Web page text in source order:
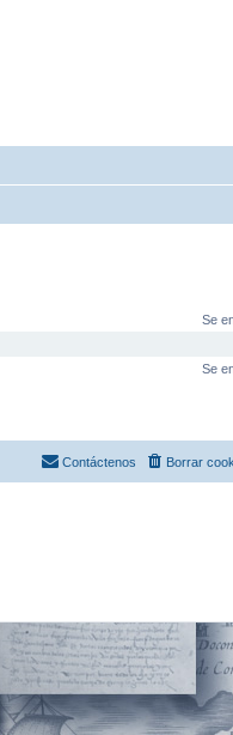
Se
Se
Borrar
Contáctenos